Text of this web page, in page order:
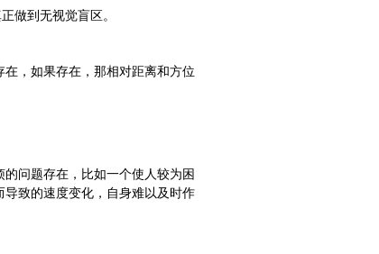
做到无视觉盲区。
，如果存在，那相对距离和方位
问题存在，比如一个使人较为困
致的速度变化，自身难以及时作